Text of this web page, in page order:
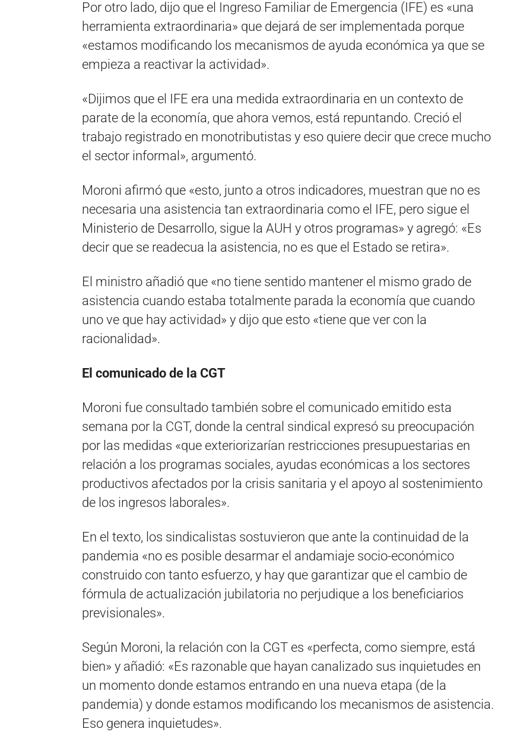
Por otro lado, dijo que el Ingreso Familiar de Emergencia (IFE) es «una
herramienta extraordinaria» que dejará de ser implementada porque
«estamos modificando los mecanismos de ayuda económica ya que se
empieza a reactivar la actividad».
«Dijimos que el IFE era una medida extraordinaria en un contexto de
parate de la economía, que ahora vemos, está repuntando. Creció el
trabajo registrado en monotributistas y eso quiere decir que crece mucho
el sector informal», argumentó.
Moroni afirmó que «esto, junto a otros indicadores, muestran que no es
necesaria una asistencia tan extraordinaria como el IFE, pero sigue el
Ministerio de Desarrollo, sigue la AUH y otros programas» y agregó: «Es
decir que se readecua la asistencia, no es que el Estado se retira».
El ministro añadió que «no tiene sentido mantener el mismo grado de
asistencia cuando estaba totalmente parada la economía que cuando
uno ve que hay actividad» y dijo que esto «tiene que ver con la
racionalidad».
El comunicado de la CGT
Moroni fue consultado también sobre el comunicado emitido esta
semana por la CGT, donde la central sindical expresó su preocupación
por las medidas «que exteriorizarían restricciones presupuestarias en
relación a los programas sociales, ayudas económicas a los sectores
productivos afectados por la crisis sanitaria y el apoyo al sostenimiento
de los ingresos laborales».
En el texto, los sindicalistas sostuvieron que ante la continuidad de la
pandemia «no es posible desarmar el andamiaje socio-económico
construido con tanto esfuerzo, y hay que garantizar que el cambio de
fórmula de actualización jubilatoria no perjudique a los beneficiarios
previsionales».
Según Moroni, la relación con la CGT es «perfecta, como siempre, está
bien» y añadió: «Es razonable que hayan canalizado sus inquietudes en
un momento donde estamos entrando en una nueva etapa (de la
pandemia) y donde estamos modificando los mecanismos de asistencia.
Eso genera inquietudes».